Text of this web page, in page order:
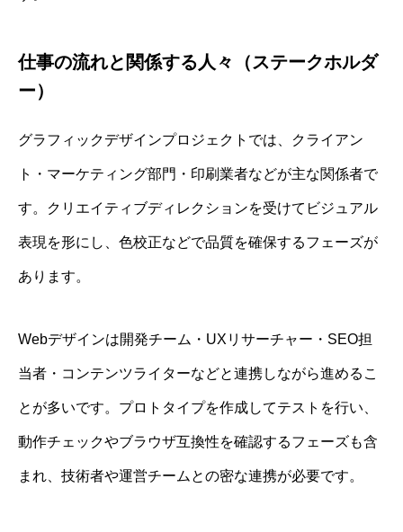
仕事の流れと関係する人々（ステークホルダ
ー）
グラフィックデザインプロジェクトでは、クライアン
ト・マーケティング部門・印刷業者などが主な関係者で
す。クリエイティブディレクションを受けてビジュアル
表現を形にし、色校正などで品質を確保するフェーズが
あります。
Webデザインは開発チーム・UXリサーチャー・SEO担
当者・コンテンツライターなどと連携しながら進めるこ
とが多いです。プロトタイプを作成してテストを行い、
動作チェックやブラウザ互換性を確認するフェーズも含
まれ、技術者や運営チームとの密な連携が必要です。